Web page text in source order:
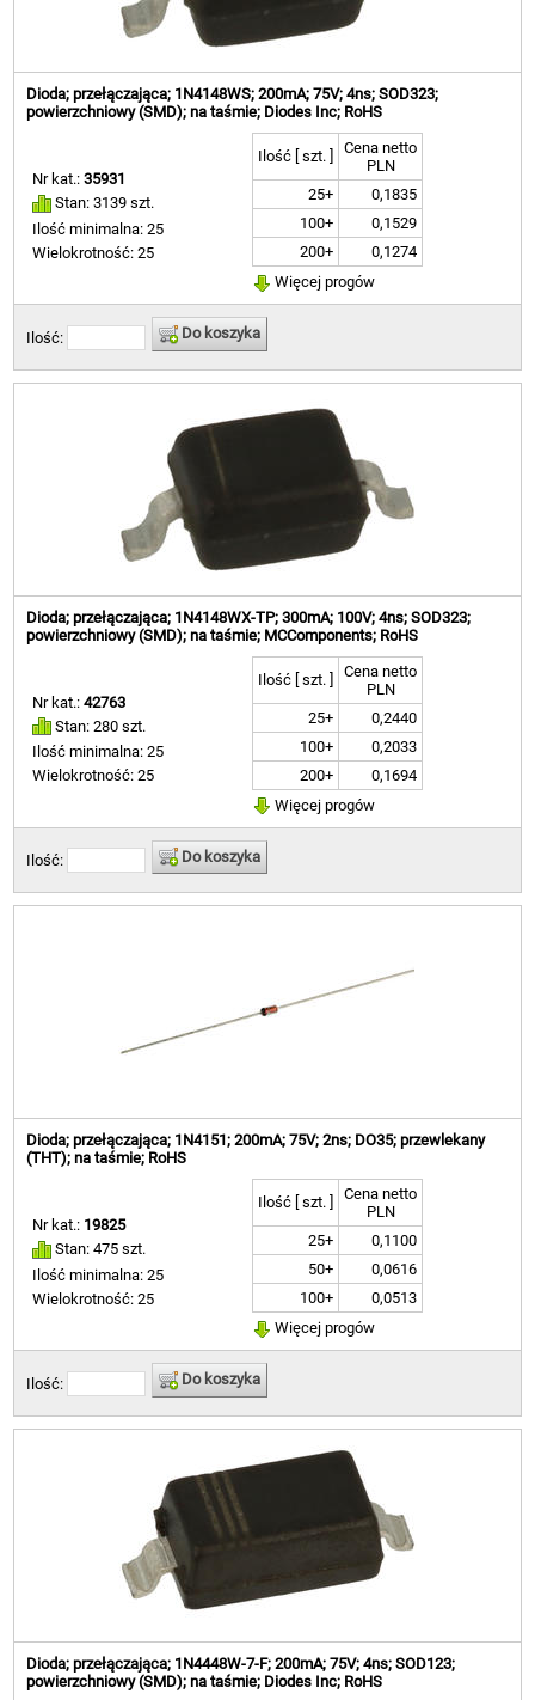
Dioda; przełączająca; 1N4148WS; 200mA; 75V; 4ns; SOD323;
powierzchniowy (SMD); na taśmie; Diodes Inc; RoHS
Nr kat.:35931
Stan: 3139 szt.
Ilość minimalna: 25
Wielokrotność: 25
Ilość [ szt. ]
Cena netto
PLN
25+
0,1835
100+
0,1529
200+
0,1274
Więcej progów
Ilość: Do koszyka
Dioda; przełączająca; 1N4148WX-TP; 300mA; 100V; 4ns; SOD323;
powierzchniowy (SMD); na taśmie; MCComponents; RoHS
Nr kat.:42763
Stan: 280 szt.
Ilość minimalna: 25
Wielokrotność: 25
Ilość [ szt. ]
Cena netto
PLN
25+
0,2440
100+
0,2033
200+
0,1694
Więcej progów
Ilość: Do koszyka
Dioda; przełączająca; 1N4151; 200mA; 75V; 2ns; DO35; przewlekany
(THT); na taśmie; RoHS
Nr kat.: 19825
Stan: 475 szt.
Ilość minimalna: 25
Wielokrotność: 25
Ilość [ szt. ]
Cena netto
PLN
25+
0,1100
50+
0,0616
100+
0,0513
Więcej progów
Ilość: Do koszyka
Dioda; przełączająca; 1N4448W-7-F; 200mA; 75V; 4ns; SOD123;
powierzchniowy (SMD); na taśmie; Diodes Inc; RoHS